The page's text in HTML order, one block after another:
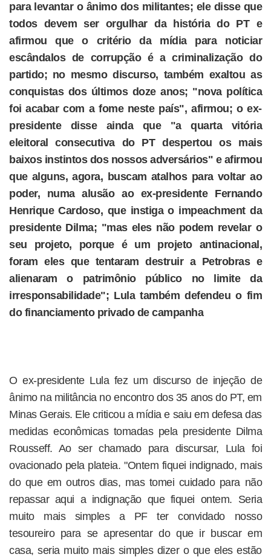
para levantar o ânimo dos militantes; ele disse que
todos devem ser orgulhar da história do PT e
afirmou que o critério da mídia para noticiar
escândalos de corrupção é a criminalização do
partido; no mesmo discurso, também exaltou as
conquistas dos últimos doze anos; "nova política
foi acabar com a fome neste país", afirmou; o ex-
presidente disse ainda que "a quarta vitória
eleitoral consecutiva do PT despertou os mais
baixos instintos dos nossos adversários" e afirmou
que alguns, agora, buscam atalhos para voltar ao
poder, numa alusão ao ex-presidente Fernando
Henrique Cardoso, que instiga o impeachment da
presidente Dilma; "mas eles não podem revelar o
seu projeto, porque é um projeto antinacional,
foram eles que tentaram destruir a Petrobras e
alienaram o patrimônio público no limite da
irresponsabilidade"; Lula também defendeu o fim
do financiamento privado de campanha
O ex-presidente Lula fez um discurso de injeção de
ânimo na militância no encontro dos 35 anos do PT, em
Minas Gerais. Ele criticou a mídia e saiu em defesa das
medidas econômicas tomadas pela presidente Dilma
Rousseff. Ao ser chamado para discursar, Lula foi
ovacionado pela plateia. "Ontem fiquei indignado, mais
do que em outros dias, mas tomei cuidado para não
repassar aqui a indignação que fiquei ontem. Seria
muito mais simples a PF ter convidado nosso
tesoureiro para se apresentar do que ir buscar em
casa, seria muito mais simples dizer o que eles estão